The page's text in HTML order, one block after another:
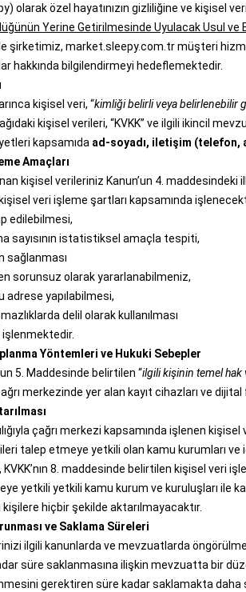
olarak özel hayatınızın gizliliğine ve kişisel
Yerine Getirilmesinde Uyulacak Usul ve
şirketimiz, market.sleepy.com.tr müşteri
hakkında bilgilendirmeyi hedeflemektedir.
kişisel veri, “kimliği belirli veya belirlenebilir
kişisel verileri, “KVKK” ve ilgili ikincil
kapsamıda ad-soyadı, iletişim (telefon,
Amaçları
kişisel verileriniz Kanun’un 4. maddesindeki
veri işleme şartları kapsamında
edilebilmesi,
sayısının istatistiksel amaçla tespiti,
sağlanması
sorunsuz olarak yararlanabilmeniz,
adrese yapılabilmesi,
delil olarak kullanılması
işlenmektedir.
Yöntemleri ve Hukuki Sebepler
5. Maddesinde belirtilen “ilgili kişinin temel hak
merkezinde yer alan kayıt cihazları ve
çağrı merkezi kapsamında işlenen
talep etmeye yetkili olan kamu kurumları ve
KVKK’nın 8. maddesinde belirtilen kişisel veri
yetkili yetkili kamu kurum ve kuruluşları ile
kişilere hiçbir şekilde aktarılmayacaktır.
ve Saklama Süreleri
ilgili kanunlarda ve mevzuatlarda
süre saklanmasına ilişkin mevzuatta bir
gerektiren süre kadar saklamakta